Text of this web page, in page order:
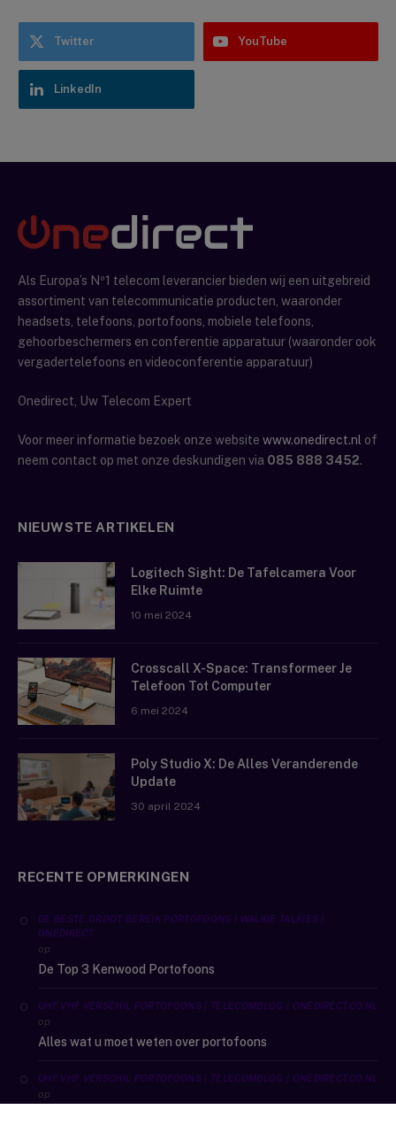
Twitter YouTube
LinkedIn
Als Europa’s Nº1 telecom leverancier bieden wij een uitgebreid
assortiment van telecommunicatie producten, waaronder
headsets, telefoons, portofoons, mobiele telefoons,
gehoorbeschermers en conferentie apparatuur (waaronder ook
vergadertelefoons en videoconferentie apparatuur)
Onedirect, Uw Telecom Expert
Voor meer informatie bezoek onze website www.onedirect.nl of
neem contact op met onze deskundigen via 085 888 3452.
NIEUWSTE ARTIKELEN
Logitech Sight: De Tafelcamera Voor
Elke Ruimte
10 mei 2024
Crosscall X-Space: Transformeer Je
Telefoon Tot Computer
6 mei 2024
Poly Studio X: De Alles Veranderende
Update
30 april 2024
RECENTE OPMERKINGEN
DE BESTE GROOT BEREIK PORTOFOONS | WALKIE TALKIES |
ONEDIRECT
op
De Top 3 Kenwood Portofoons
UHF VHF VERSCHIL PORTOFOONS | TELECOMBLOG | ONEDIRECT.CO.NL
op
Alles wat u moet weten over portofoons
UHF VHF VERSCHIL PORTOFOONS | TELECOMBLOG | ONEDIRECT.CO.NL
op